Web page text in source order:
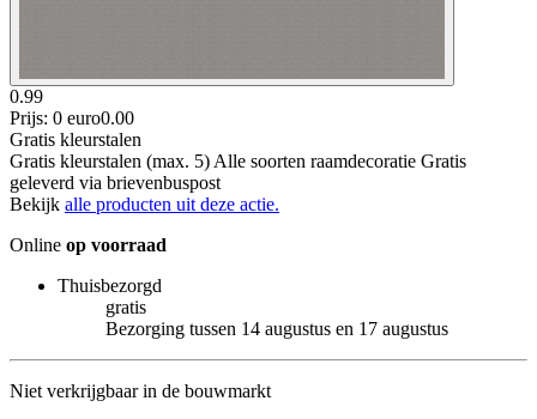
0.99
Prijs: 0 euro0.00
Gratis kleurstalen
Gratis kleurstalen (max. 5) Alle soorten raamdecoratie Gratis
geleverd via brievenbuspost
Bekijk alle producten uit deze actie.
Online op voorraad
Thuisbezorgd
gratis
Bezorging tussen 14 augustus en 17 augustus
Niet verkrijgbaar in de bouwmarkt